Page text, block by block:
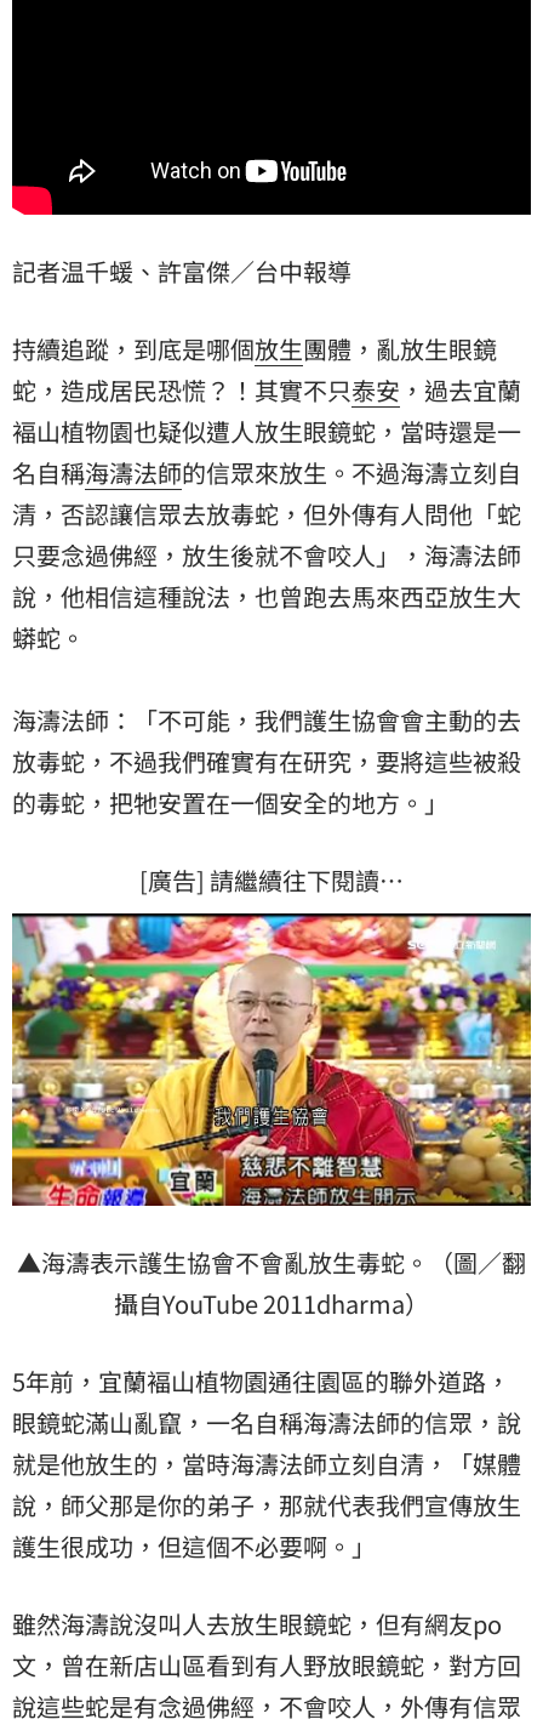
記者温千蝯、許富傑／台中報導
持續追蹤，到底是哪個放生團體，亂放生眼鏡
蛇 ，造成居民恐慌？！其實不只泰安 ，過去宜蘭
褔山植物園也疑似遭人放生眼鏡蛇，當時還是一
名自稱海濤法師的信眾來放生。不過海濤立刻自
清，否認讓信眾去放毒蛇，但外傳有人問他「蛇
只要念過佛經，放生後就不會咬人」，海濤法師
說，他相信這種說法，也曾跑去馬來西亞放生大
蟒蛇 。
海濤法師：「不可能，我們護生協會會主動的去
放毒蛇，不過我們確實有在研究，要將這些被殺
的毒蛇，把牠安置在一個安全的地方。」
[廣告] 請繼續往下閱讀…
▲海濤表示護生協會不會亂放生毒蛇。（圖／翻
攝自YouTube 2011dharma）
5年前，宜蘭褔山植物園通往園區的聯外道路，
眼鏡蛇滿山亂竄，一名自稱海濤法師的信眾，說
就是他放生的，當時海濤法師立刻自清，「媒體
說，師父那是你的弟子，那就代表我們宣傳放生
護生很成功，但這個不必要啊。」
雖然海濤說沒叫人去放生眼鏡蛇，但有網友po
文，曾在新店山區看到有人野放眼鏡蛇，對方回
說這些蛇是有念過佛經，不會咬人，外傳有信眾